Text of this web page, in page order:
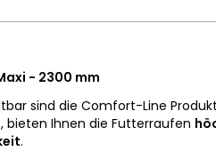
- 2300 mm
sind die Comfort-Line
bieten Ihnen die Futterraufen
.